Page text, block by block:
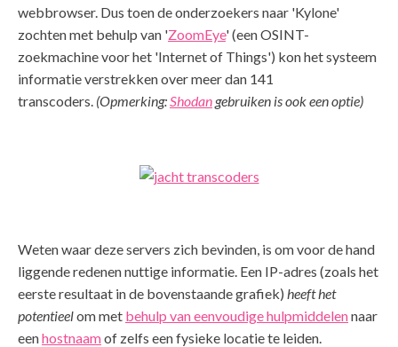
webbrowser. Dus toen de onderzoekers naar 'Kylone'
zochten met behulp van 'ZoomEye' (een OSINT-
zoekmachine voor het 'Internet of Things') kon het systeem
informatie verstrekken over meer dan 141
transcoders. (Opmerking:Shodan gebruiken is ook een optie)
Weten waar deze servers zich bevinden, is om voor de hand
liggende redenen nuttige informatie. Een IP-adres (zoals het
eerste resultaat in de bovenstaande grafiek) heeft het
potentieelom met behulp van eenvoudige hulpmiddelennaar
eenhostnaamof zelfs een fysieke locatie te leiden.